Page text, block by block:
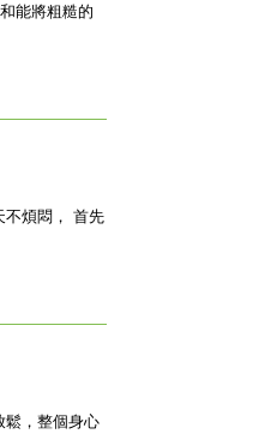
能將粗糙的
不煩悶， 首先
鬆，整個身心